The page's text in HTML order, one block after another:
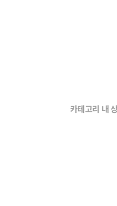
카테고리 내